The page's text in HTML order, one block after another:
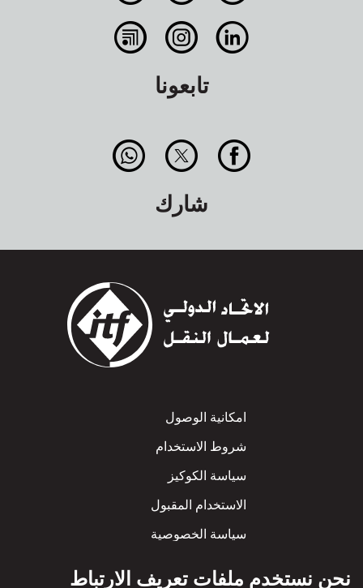
تابعونا
شارك
Footer
امكانية الوصول
شروط الاستخدام
سياسة الكوكيز
الاستخدام المقبول
سياسة الخصوصية
نحن نستخدم ملفات تعريف الارتباط